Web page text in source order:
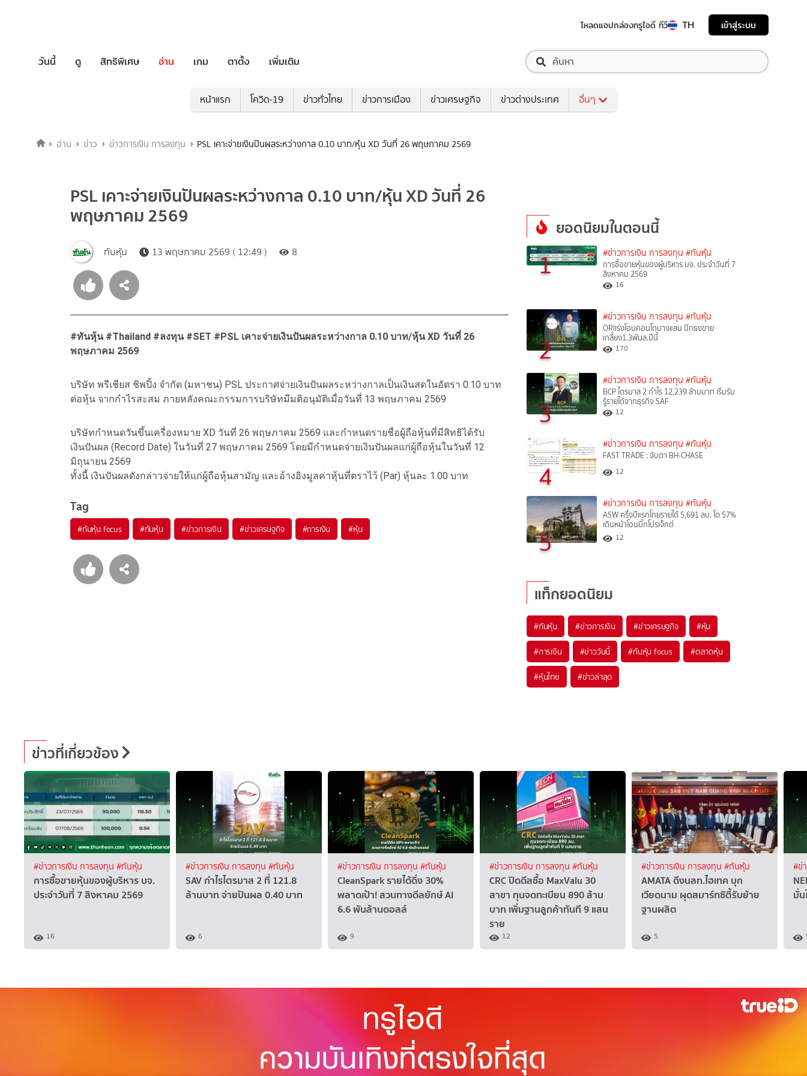
โหลดแอปกล่องทรูไอดี ทีวี TH เข้าสู่ระบบ
วันนี้ ดู สิทธิพิเศษ อ่าน เกม ตาตั้ง เพิ่มเติม
หน้าแรก โควิด-19 ข่าวทั่วไทย ข่าวการเมือง ข่าวเศรษฐกิจ ข่าวต่างประเทศ อื่นๆ
อ่าน ข่าว ข่าวการเงิน การลงทุน PSL เคาะจ่ายเงินปันผลระหว่างกาล 0.10 บาท/หุ้น XD วันที่ 26 พฤษภาคม 2569
PSL เคาะจ่ายเงินปันผลระหว่างกาล 0.10 บาท/หุ้น XD วันที่ 26
พฤษภาคม 2569
ทันหุ้น 13 พฤษภาคม 2569 ( 12:49 ) 8
#ทันหุ้น #Thailand #ลงทุน #SET #PSL เคาะจ่ายเงินปันผลระหว่างกาล 0.10 บาท/หุ้น XD วันที่ 26
พฤษภาคม 2569
บริษัท พรีเชียส ชิพปิ้ง จำกัด (มหาชน) PSL ประกาศจ่ายเงินปันผลระหว่างกาลเป็นเงินสดในอัตรา 0.10 บาท
ต่อหุ้น จากกำไรสะสม ภายหลังคณะกรรมการบริษัทมีมติอนุมัติเมื่อวันที่ 13 พฤษภาคม 2569
บริษัทกำหนดวันขึ้นเครื่องหมาย XD วันที่ 26 พฤษภาคม 2569 และกำหนดรายชื่อผู้ถือหุ้นที่มีสิทธิได้รับ
เงินปันผล (Record Date) ในวันที่ 27 พฤษภาคม 2569 โดยมีกำหนดจ่ายเงินปันผลแก่ผู้ถือหุ้นในวันที่ 12
มิถุนายน 2569
ทั้งนี้ เงินปันผลดังกล่าวจ่ายให้แก่ผู้ถือหุ้นสามัญ และอ้างอิงมูลค่าหุ้นที่ตราไว้ (Par) หุ้นละ 1.00 บาท
Tag
#ทันหุ้น focus #ทันหุ้น #ข่าวการเงิน #ข่าวเศรษฐกิจ #การเงิน #หุ้น
ยอดนิยมในตอนนี้
1 #ข่าวการเงิน การลงทุน #ทันหุ้น
การซื้อขายหุ้นของผู้บริหาร บจ. ประจำวันที่ 7
สิงหาคม 2569
16
2
#ข่าวการเงิน การลงทุน #ทันหุ้น
ORIเร่งโอนคอนโดบางแสน ปักธงขาย
เกลี้ยง1.3พันล.ปีนี้
170
3
#ข่าวการเงิน การลงทุน #ทันหุ้น
BCP ไตรมาส 2 กำไร 12,239 ล้านบาท เริ่มรับ
รู้รายได้จากธุรกิจ SAF
12
4
#ข่าวการเงิน การลงทุน #ทันหุ้น
FAST TRADE : จับตา BH-CHASE
12
5
#ข่าวการเงิน การลงทุน #ทันหุ้น
ASW ครึ่งปีแรกโกยรายได้ 5,691 ลบ. โต 57%
เดินหน้าโอนบิ๊กโปรเจ็กต์
12
แท็กยอดนิยม
#ทันหุ้น #ข่าวการเงิน #ข่าวเศรษฐกิจ #หุ้น
#การเงิน #ข่าววันนี้ #ทันหุ้น focus #ตลาดหุ้น
#หุ้นไทย #ข่าวล่าสุด
ข่าวที่เกี่ยวข้อง
#ข่าวการเงิน การลงทุน #ทันหุ้น
การซื้อขายหุ้นของผู้บริหาร บจ.
ประจำวันที่ 7 สิงหาคม 2569
16
#ข่าวการเงิน การลงทุน #ทันหุ้น
SAV กำไรไตรมาส 2 ที่ 121.8
ล้านบาท จ่ายปันผล 0.40 บาท
6
#ข่าวการเงิน การลงทุน #ทันหุ้น
CleanSpark รายได้ดิ่ง 30%
พลาดเป้า! สวนทางดีลยักษ์ AI
6.6 พันล้านดอลล์
9
#ข่าวการเงิน การลงทุน #ทันหุ้น
CRC ปิดดีลซื้อ MaxValu 30
สาขา ทุนจดทะเบียน 890 ล้าน
บาท เพิ่มฐานลูกค้าทันที 9 แสน
ราย
12
#ข่าวการเงิน การลงทุน #ทันหุ้น
AMATA ดึงนลท.ไฮเทค บุก
เวียดนาม ผุดสมาร์ทซิตี้รับย้าย
ฐานผลิต
5
#ข่
มั่